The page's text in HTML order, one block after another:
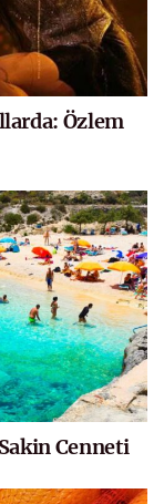
Özlem
Cenneti